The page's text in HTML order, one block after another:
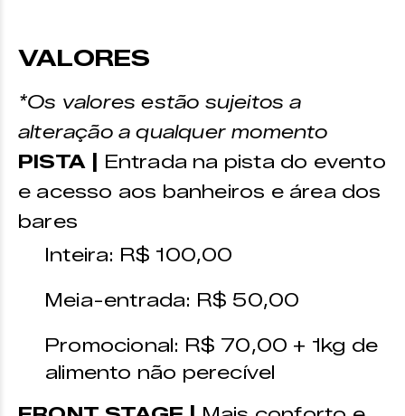
VALORES
*Os valores estão sujeitos a
alteração a qualquer momento
PISTA |
Entrada na pista do evento
e acesso aos banheiros e área dos
bares
Inteira: R$ 100,00
Meia-entrada: R$ 50,00
Promocional: R$ 70,00 + 1kg de
alimento não perecível